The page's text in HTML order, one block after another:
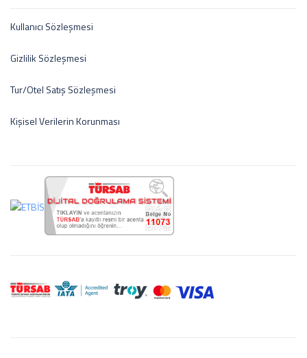
Kullanıcı Sözleşmesi
Gizlilik Sözleşmesi
Tur/Otel Satış Sözleşmesi
Kişisel Verilerin Korunması